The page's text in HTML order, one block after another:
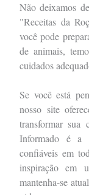
Não deixamos
"Receitas da
você pode
de animais,
cuidados
Se você está
nosso site
transformar
Informado é a
confiáveis em
inspiração em
mantenha-se